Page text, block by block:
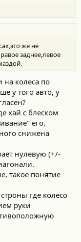
же не
заднее,левое
на колеса по
у того авто, у
хай с блеском
его,
снижена
нулевую (+/-
такое понятие
где колесо
руки